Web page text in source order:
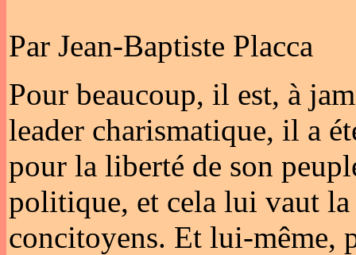
Par Jean-Baptiste Placca
Pour beaucoup, il est, à
leader charismatique, il a
pour la liberté de son
politique, et cela lui vaut la
concitoyens. Et lui-même,